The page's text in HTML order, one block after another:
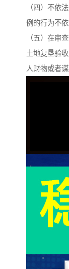
（四）不依
例的行为不依
（五）在审
土地复垦验
人财物或者